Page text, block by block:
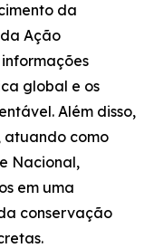
da
Ação
global e os
Além disso,
atuando como
Nacional,
em uma
conservação